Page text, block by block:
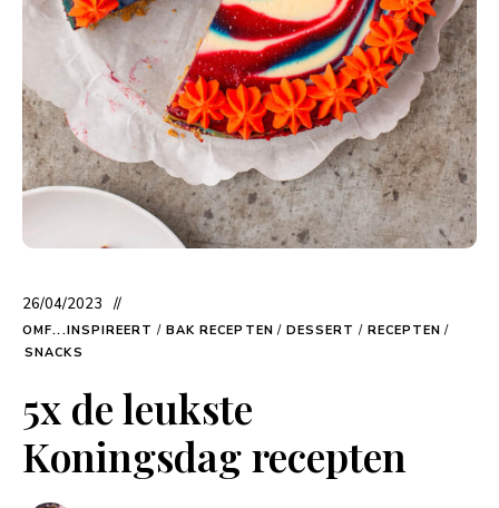
26/04/2023
OMF...INSPIREERT / BAK RECEPTEN / DESSERT / RECEPTEN /
SNACKS
5x de leukste
Koningsdag recepten